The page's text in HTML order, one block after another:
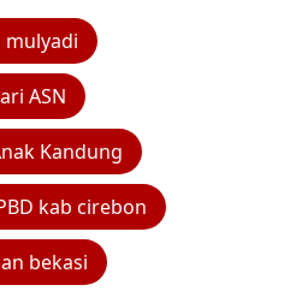
mulyadi
ASN
Kandung
kab cirebon
bekasi